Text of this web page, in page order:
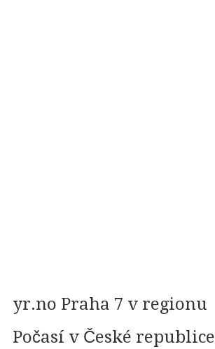
yr.no Praha 7 v regionu
Počasí v České republice